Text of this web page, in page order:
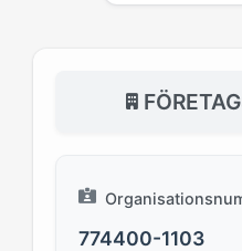
774400-1103